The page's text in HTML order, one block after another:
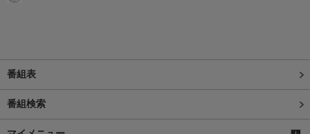
番組表
番組検索